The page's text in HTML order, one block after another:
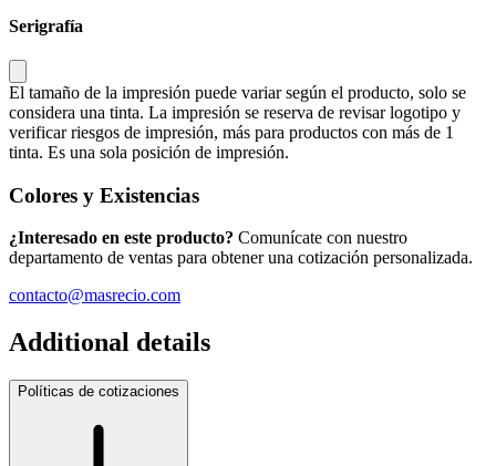
Serigrafía
El tamaño de la impresión puede variar según el producto, solo se
considera una tinta. La impresión se reserva de revisar logotipo y
verificar riesgos de impresión, más para productos con más de 1
tinta. Es una sola posición de impresión.
Colores y Existencias
¿Interesado en este producto? Comunícate con nuestro
departamento de ventas para obtener una cotización personalizada.
contacto@masrecio.com
Additional details
Políticas de cotizaciones